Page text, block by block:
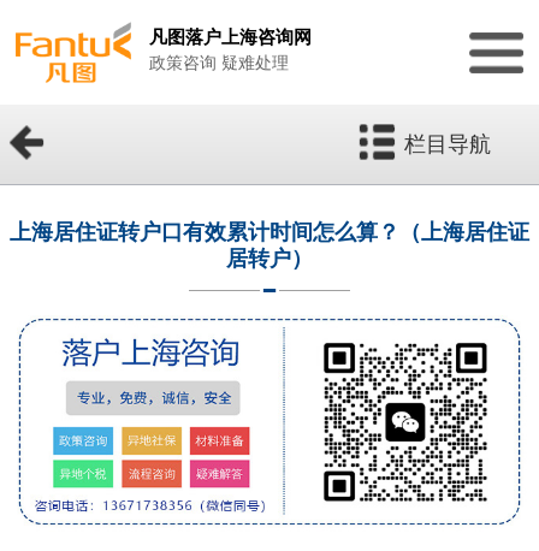
凡图落户上海咨询网
政策咨询 疑难处理
栏目导航
上海居住证转户口有效累计时间怎么算？（上海居住证
居转户）